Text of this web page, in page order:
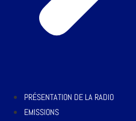
PRÉSENTATION DE LA RADIO
EMISSIONS